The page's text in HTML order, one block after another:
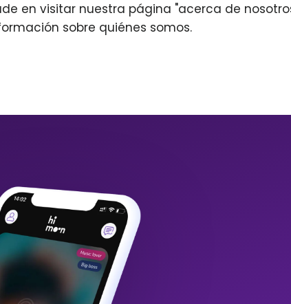
en visitar nuestra página "acerca de
sobre quiénes somos.